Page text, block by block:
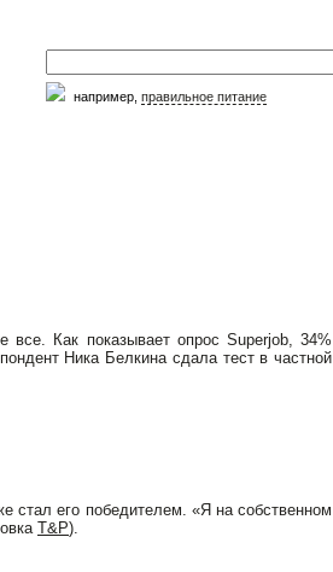
например, правильное питание
все. Как показывает опрос Superjob, 34%
Ника Белкина сдала тест в частной
стал его победителем. «Я на собственном
T&P).